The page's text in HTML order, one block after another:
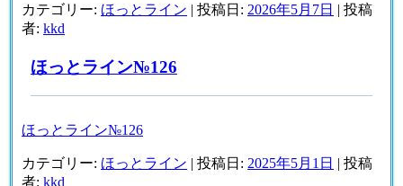
カテゴリー: ほっとライン | 投稿日: 2026年5月7日 | 投稿
者: kkd
ほっとライン№126
ほっとライン№126
カテゴリー: ほっとライン | 投稿日: 2025年5月1日 | 投稿
者: kkd